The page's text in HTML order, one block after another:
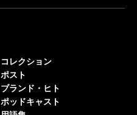
コレクション
ポスト
ブランド・ヒト
ポッドキャスト